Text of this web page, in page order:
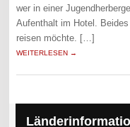
wer in einer
Aufenthalt im Hotel.
reisen möchte. […]
WEITERLESEN →